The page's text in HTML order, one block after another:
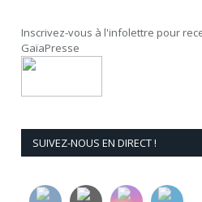
Inscrivez-vous à l'infolettre pour
GaïaPresse
SUIVEZ-NOUS EN DIRECT !